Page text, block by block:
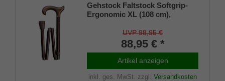
Gehstock Faltstock Softgrip-
Ergonomic XL (108 cm),
Softgrip-Beschichtung, Stock
aus stabilem Leichtmetall in
bronce-matt, höhenverstellbar
von 99 bis 108 cm, faltbar,
inklusive Gummipuffer.
UVP 98,95 €
88,95 € *
Artikel anzeigen
inkl. ges. MwSt. zzgl. Versandkosten